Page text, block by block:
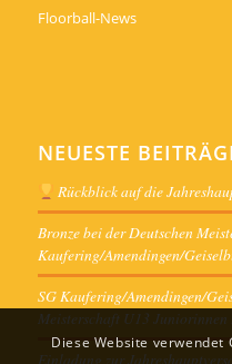
Floorball-News
NEUESTE
Rückblick auf die
Bronze bei der Deutschen
Kaufering/Amendingen/
SG Kaufering/Amendingen/
Meisterschaft U13
Einladung zur
Diese Website verwendet